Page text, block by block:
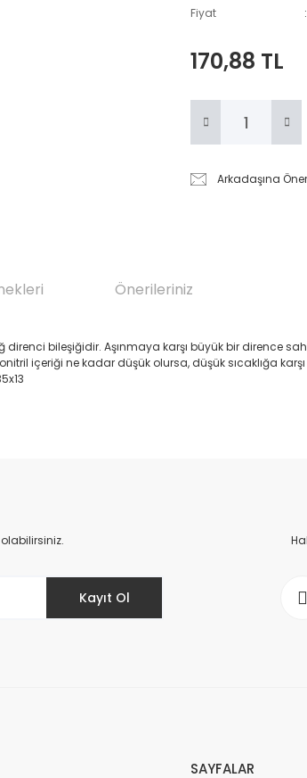
Fiyat
170,88 TL
Arkadaşına Öner
Önerileriniz
bileşiğidir. Aşınmaya karşı büyük bir dirence
içeriği ne kadar düşük olursa, düşük sıcaklığa
Kayıt Ol
SAYFALAR